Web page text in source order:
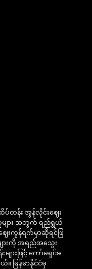
ပ်တန်း အွန်လိုင်းဈေး
များ အတွက် ရည်ရွယ်
ေးကွန်ရက်မှာဆိုရင်ဖြ
ားကို အရည်အသွေး
ျားဖြင့် ကော်မရှင်ခ
မြန်မာနိုင်ငံမှ